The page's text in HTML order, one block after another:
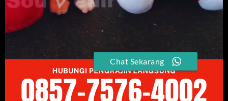
Chat Sekarang